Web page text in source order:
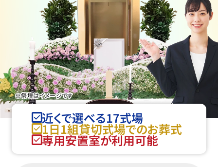
※祭壇はイメージです
近くで選べる17式場
1日1組貸切式場でのお葬式
専用安置室が利用可能